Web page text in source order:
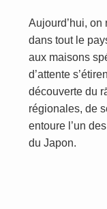
Aujourd’hui,
dans tout le
aux maisons
d’attente
découverte du
régionales, de
entoure l’un
du Japon.